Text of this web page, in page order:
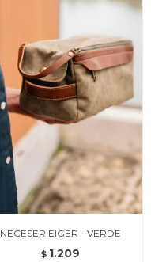
NECESER EIGER - VERDE
$ 1.209